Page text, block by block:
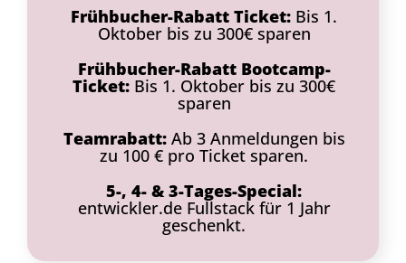
Frühbucher-Rabatt Ticket: Bis 1.
Oktober bis zu 300€ sparen
Frühbucher-Rabatt Bootcamp-
Ticket: Bis 1. Oktober bis zu 300€
sparen
Teamrabatt: Ab 3 Anmeldungen bis
zu 100 € pro Ticket sparen.
5-, 4- & 3-Tages-Special:
entwickler.de Fullstack für 1 Jahr
geschenkt.